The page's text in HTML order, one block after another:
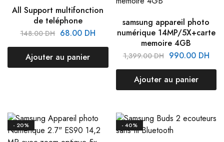
All Support multifonction
de teléphone
148.00DH 68.00 DH
Ajouter au panier
samsung appareil photo
numérique 14MP/5X+carte
memoire 4GB
1,399.00DH 990.00 DH
Ajouter au panier
- 20% - 40%